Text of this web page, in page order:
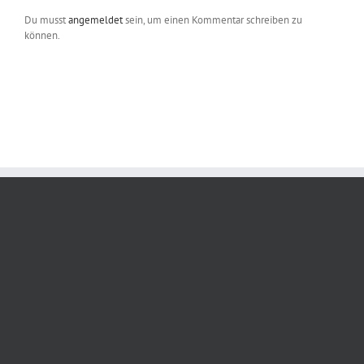
Du musstangemeldetsein, um einen Kommentar schreiben zu
können.